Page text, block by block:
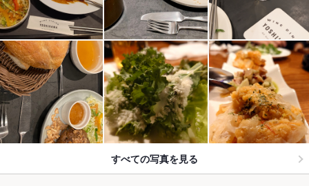
すべての写真を見る